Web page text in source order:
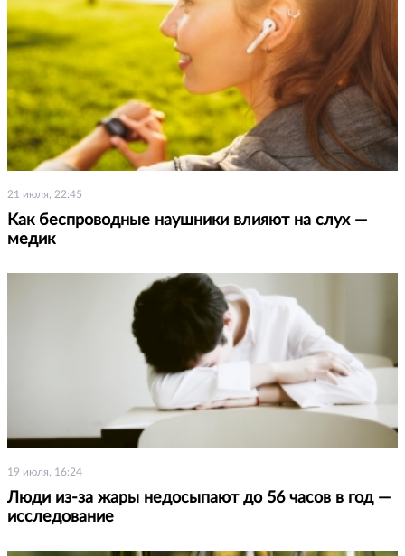
21 июля, 22:45
Как беспроводные наушники влияют на слух —
медик
19 июля, 16:24
Люди из-за жары недосыпают до 56 часов в год —
исследование